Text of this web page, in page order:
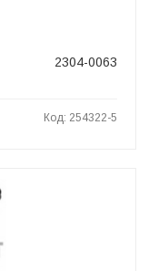
2304-0063
Код: 254322-5